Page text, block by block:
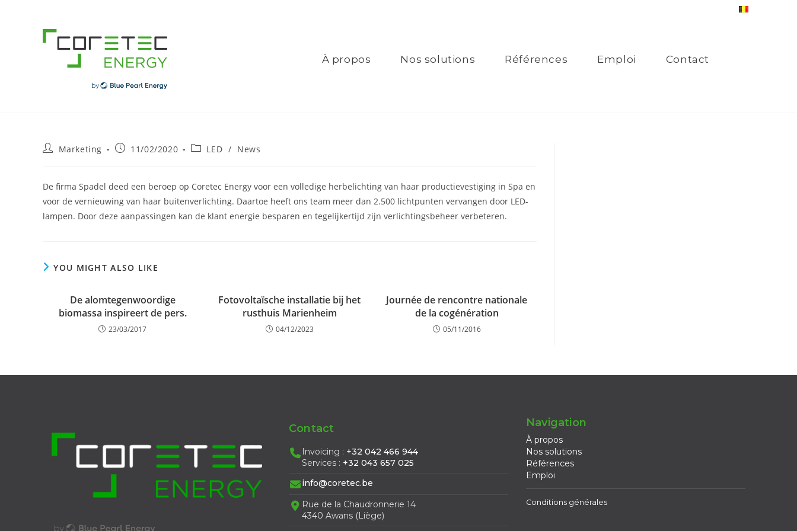
À propos Nos solutions Références Emploi Contact
PostMarketing
Post11/02/2020
PostLED / News
De firma Spadel deed een beroep op Coretec Energy voor een volledige herbelichting van haar productievestiging in Spa en
voor de vernieuwing van haar buitenverlichting. Daartoe heeft ons team meer dan 2.500 lichtpunten vervangen door LED-
lampen. Door deze aanpassingen kan de klant energie besparen en tegelijkertijd zijn verlichtingsbeheer verbeteren.
YOU MIGHT ALSO LIKE
De alomtegenwoordige
biomassa inspireert de pers.
23/03/2017
Fotovoltaïsche installatie bij het
rusthuis Marienheim
04/12/2023
Journée de rencontre nationale
de la cogénération
05/11/2016
Contact
Invoicing : +32 042 466 944
Services : +32 043 657 025
info@coretec.be
Rue de la Chaudronnerie 14
4340 Awans (Liège)
Navigation
À propos
Nos solutions
Références
Emploi
Conditions générales